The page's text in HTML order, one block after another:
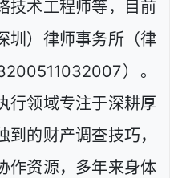
技术工程师等，目前
圳）律师事务所（律
）。
行领域专注于深耕厚
的财产调查技巧，
作资源，多年来身体